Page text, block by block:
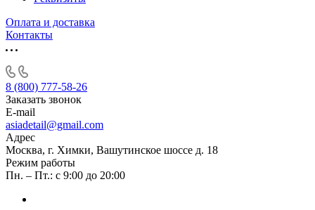
Оплата и доставка
Контакты
8 (800) 777-58-26
Заказать звонок
E-mail
asiadetail@gmail.com
Адрес
Москва, г. Химки, Вашутинское шоссе д. 18
Режим работы
Пн. – Пт.: с 9:00 до 20:00